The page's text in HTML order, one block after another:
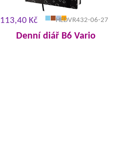
113,40 Kč HEDVR432-06-27
Denní diář B6 Vario